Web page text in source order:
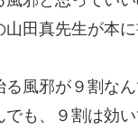
田真先生が本に
風邪が９割なん
も、９割は効い